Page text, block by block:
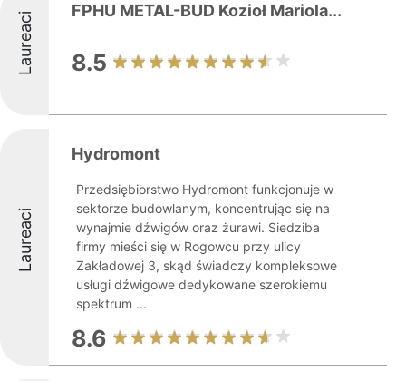
Laureaci FPHU METAL-BUD Kozioł Mariola...
8.5
Laureaci
Hydromont
Przedsiębiorstwo Hydromont funkcjonuje w
sektorze budowlanym, koncentrując się na
wynajmie dźwigów oraz żurawi. Siedziba
firmy mieści się w Rogowcu przy ulicy
Zakładowej 3, skąd świadczy kompleksowe
usługi dźwigowe dedykowane szerokiemu
spektrum ...
8.6